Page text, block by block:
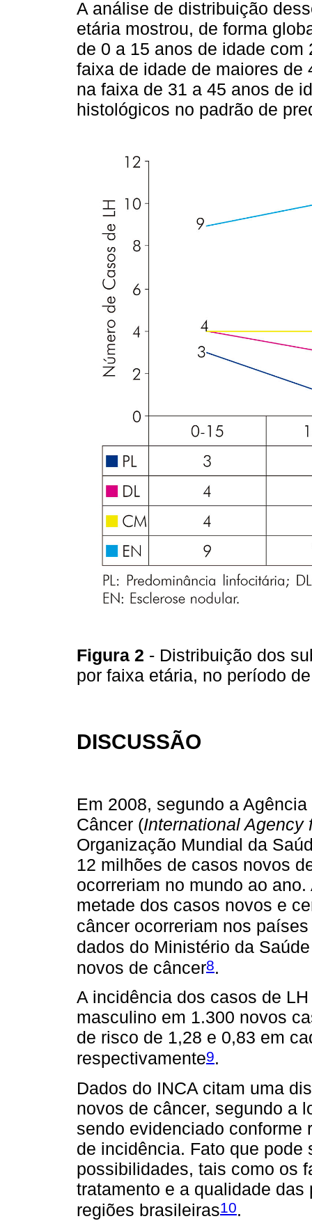
A análise de distribuição
etária mostrou, de forma
de 0 a 15 anos de idade
faixa de idade de maiores de
na faixa de 31 a 45 anos de
histológicos no padrão de
Figura 2 - Distribuição dos
por faixa etária, no período
DISCUSSÃO
Em 2008, segundo a
Câncer (International Agency
Organização Mundial da
12 milhões de casos novos
ocorreriam no mundo ao
metade dos casos novos e
câncer ocorreriam nos
dados do Ministério da
novos de câncer8.
A incidência dos casos de
masculino em 1.300 novos
de risco de 1,28 e 0,83 em
respectivamente9.
Dados do INCA citam uma
novos de câncer, segundo a
sendo evidenciado conforme
de incidência. Fato que pode
possibilidades, tais como os
tratamento e a qualidade
regiões brasileiras10.